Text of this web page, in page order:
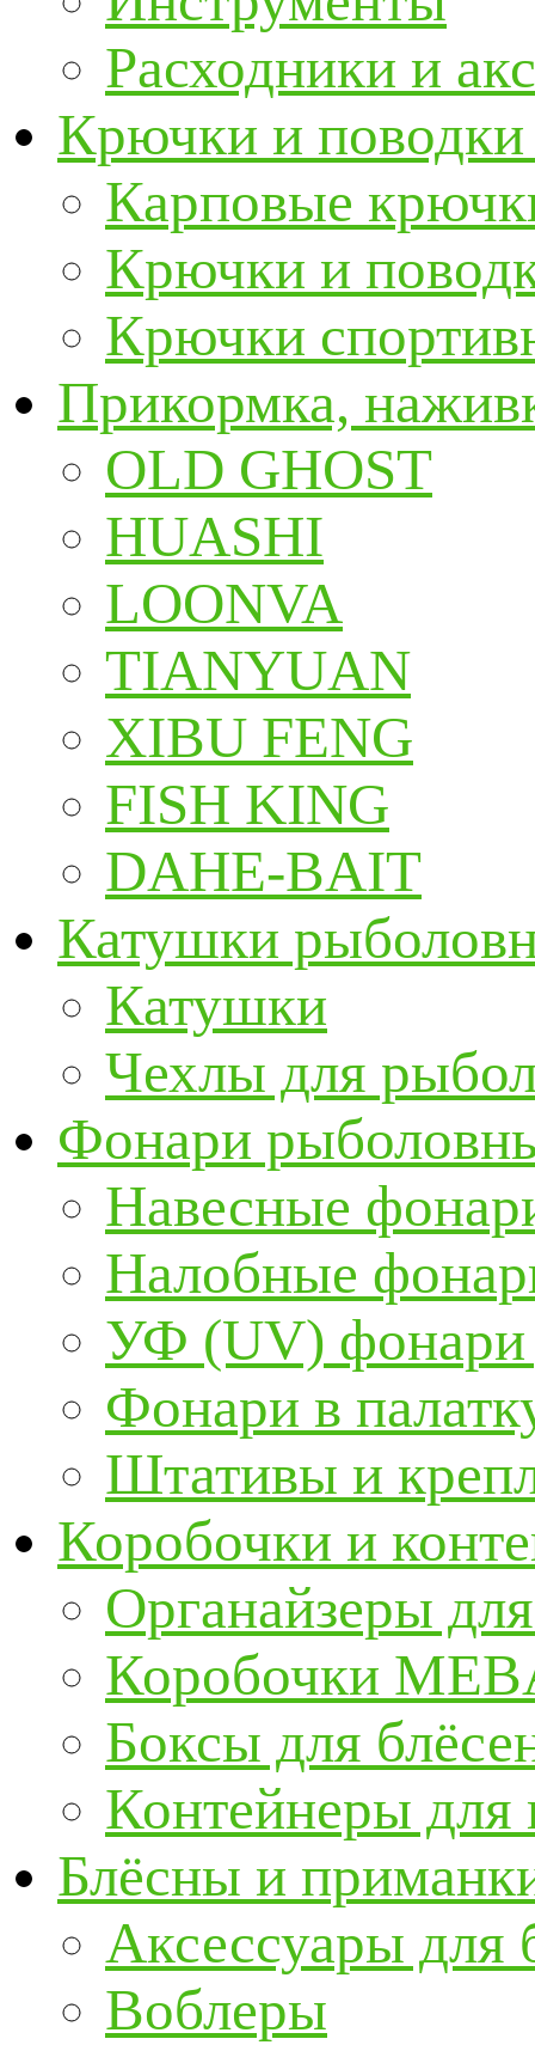
Расходники и
Крючки и
Карповые
Крючки и
Крючки
Прикормка,
OLD GHOST
HUASHI
LOONVA
TIANYUAN
XIBU FENG
FISH KING
DAHE-BAIT
Катушки
Катушки
Чехлы для
Фонари
Навесные
Налобные
УФ (UV) фонари
Фонари в
Штативы и
Коробочки и
Органайзеры
Коробочки
Боксы для
Контейнеры для
Блёсны и
Аксессуары для
Воблеры